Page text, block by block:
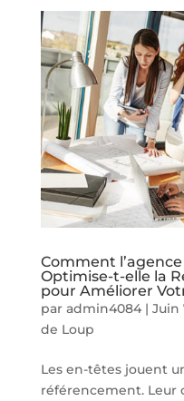
Comment
Optimise-t-elle la
pour Améliorer
par admin4084| Juin
de Loup
Les en-têtes jouent
référencement.